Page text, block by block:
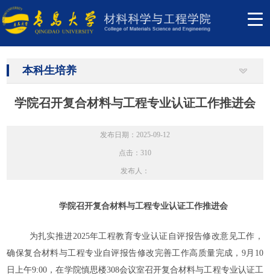
本科生培养
学院召开复合材料与工程专业认证工作推进会
发布日期：2025-09-12
点击： 310
发布人：
学院召开复合材料与工程专业认证工作推进会
为扎实推进2025年工程教育专业认证自评报告修改意见工作，
确保复合材料与工程专业自评报告修改完善工作高质量完成，9月10
日上午9:00，在学院慎思楼308会议室召开复合材料与工程专业认证工